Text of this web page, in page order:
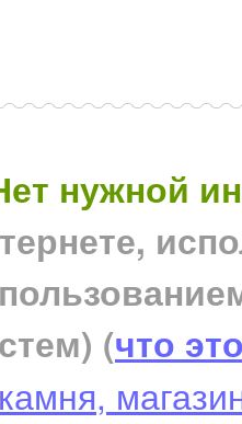
нужной
(что